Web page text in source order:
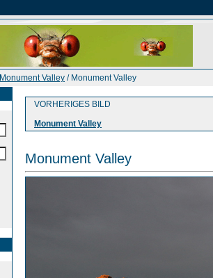
Monument Valley / Monument Valley
VORHERIGES BILD
Monument Valley
Monument Valley